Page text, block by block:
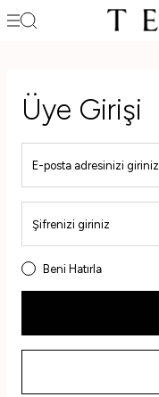
Üye Girişi
E-posta adresinizi giriniz
Şifrenizi giriniz
Beni Hatırla